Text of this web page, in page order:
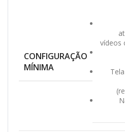
CONFIGURAÇÃO
MÍNIMA
vídeos